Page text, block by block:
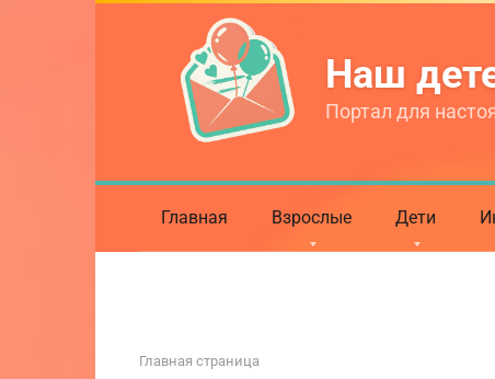
Наш
Портал для
Главная Взрослые Дети
Главная страница